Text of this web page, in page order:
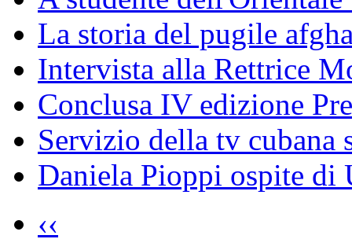
La storia del pugile
Intervista alla Rettrice
Conclusa IV edizione
Servizio della tv
Daniela Pioppi ospite di
‹‹